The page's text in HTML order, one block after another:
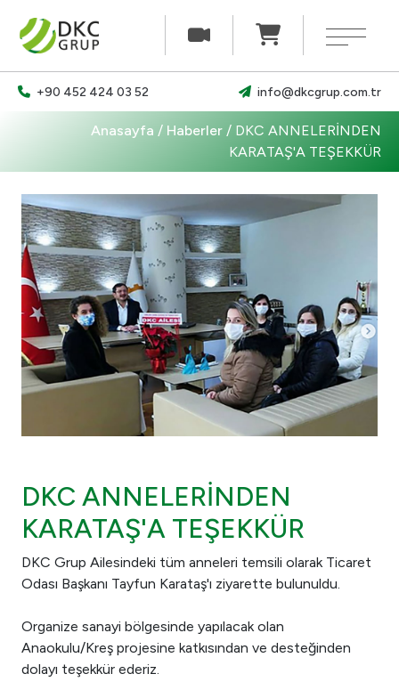
×
Ürünlerimiz
Kariyer
İletişim
+90 452 424 03 52 info@dkcgrup.com.tr
Anasayfa / Haberler / DKC ANNELERİNDEN
KARATAŞ'A TEŞEKKÜR
DKC ANNELERİNDEN
KARATAŞ'A TEŞEKKÜR
DKC Grup Ailesindeki tüm anneleri temsili olarak Ticaret
Odası Başkanı Tayfun Karataş'ı ziyarette bulunuldu.
Organize sanayi bölgesinde yapılacak olan
Anaokulu/Kreş projesine katkısından ve desteğinden
dolayı teşekkür ederiz.